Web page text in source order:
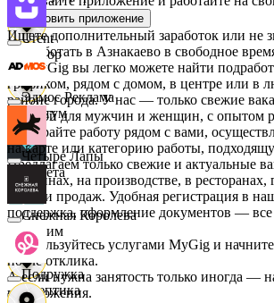
Авиор
Альтум
Аркета
Архим
Асептика
Urent
Эдмос Реклама
Четыре Лапы
Снежная Королева
Подружка
Установить приложение
Ищете дополнительный заработок или не
подработать в Азнакаево в свободное
На MyGig вы легко можете найти
графиком, рядом с домом, в центре или в
районе города. У нас — только свежие
оплатой для мужчин и женщин, с опытом
Выбирайте работу рядом с вами,
на карте или категорию работы,
Предлагаем только свежие и актуальные
магазинах, на производстве, в
услуг и продаж. Удобная регистрация в
поддержка, оформление документов — все
Воспользуйтесь услугами MyGig и
после отклика.
А если нужна занятость только иногда —
предложения.